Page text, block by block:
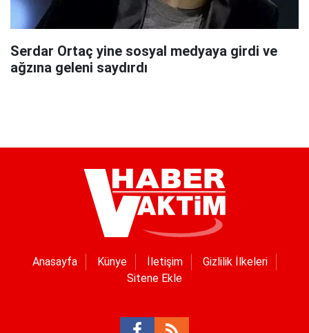
Serdar Ortaç yine sosyal medyaya girdi ve
ağzına geleni saydırdı
Anasayfa Künye İletişim
Gizlilik İlkeleri
Sitene Ekle